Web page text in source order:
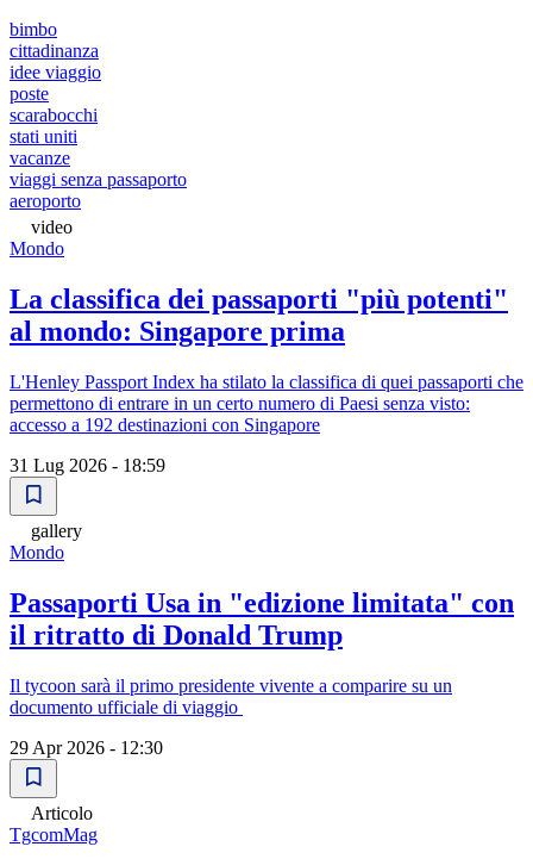
bimbo
cittadinanza
idee viaggio
poste
scarabocchi
stati uniti
vacanze
viaggi senza passaporto
aeroporto
video
Mondo
La classifica dei passaporti "più potenti"
al mondo: Singapore prima
L'Henley Passport Index ha stilato la classifica di quei passaporti che
permettono di entrare in un certo numero di Paesi senza visto:
accesso a 192 destinazioni con Singapore
31 Lug 2026 - 18:59
gallery
Mondo
Passaporti Usa in "edizione limitata" con
il ritratto di Donald Trump
Il tycoon sarà il primo presidente vivente a comparire su un
documento ufficiale di viaggio
29 Apr 2026 - 12:30
Articolo
TgcomMag